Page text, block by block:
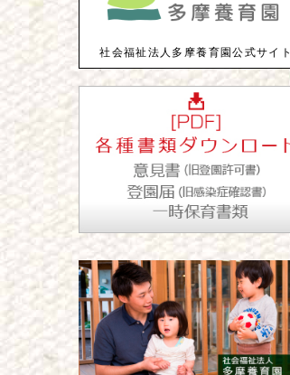
社会福祉法人多摩養育園公式サイト